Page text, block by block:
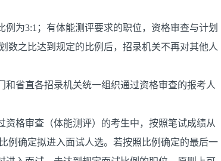
为3:1；有体能测评要求的职位，资格审查与计划
数之比达到规定的比例后，招录机关不再对其他人
省直各招录机关统一组织通过资格审查的报考人
格审查（体能测评）的考生中，按照笔试成绩从
例确定拟进入面试人选。若按照比例确定的最后一